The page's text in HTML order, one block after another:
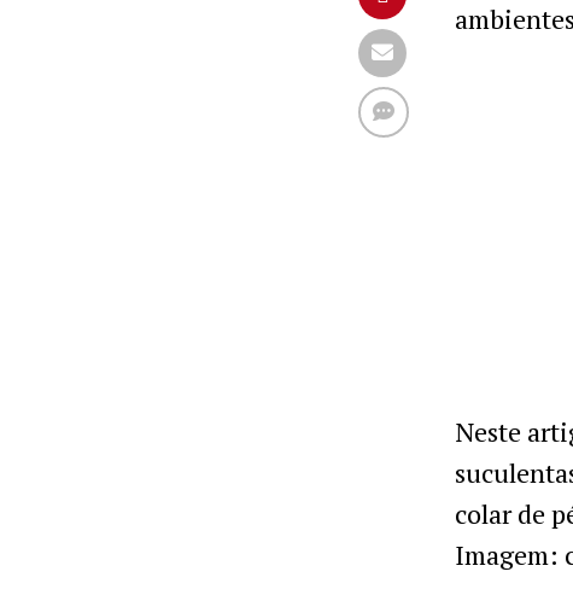
Neste
colar de
Imagem: